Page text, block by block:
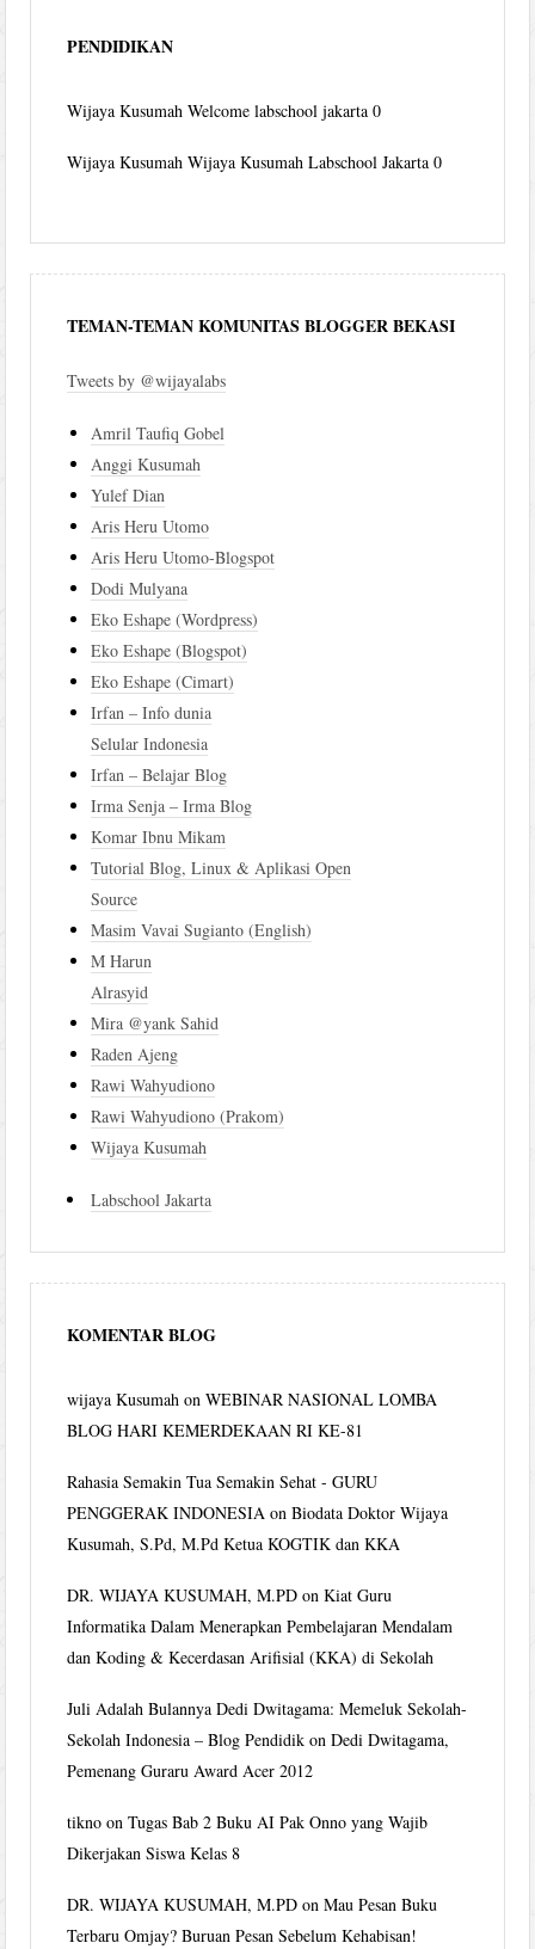
PENDIDIKAN
Wijaya Kusumah Welcome labschool jakarta 0
Wijaya Kusumah Wijaya Kusumah Labschool Jakarta 0
TEMAN-TEMAN KOMUNITAS BLOGGER BEKASI
Tweets by @wijayalabs
Amril Taufiq Gobel
Anggi Kusumah
Yulef Dian
Aris Heru Utomo
Aris Heru Utomo-Blogspot
Dodi Mulyana
Eko Eshape (Wordpress)
Eko Eshape (Blogspot)
Eko Eshape (Cimart)
Irfan – Info dunia
Selular Indonesia
Irfan – Belajar Blog
Irma Senja – Irma Blog
Komar Ibnu Mikam
Tutorial Blog, Linux & Aplikasi Open
Source
Masim Vavai Sugianto (English)
M Harun
Alrasyid
Mira @yank Sahid
Raden Ajeng
Rawi Wahyudiono
Rawi Wahyudiono (Prakom)
Wijaya Kusumah
Labschool Jakarta
KOMENTAR BLOG
wijaya Kusumah onWEBINAR NASIONAL LOMBA
BLOG HARI KEMERDEKAAN RI KE-81
Rahasia Semakin Tua Semakin Sehat - GURU
PENGGERAK INDONESIA onBiodata Doktor Wijaya
Kusumah, S.Pd, M.Pd Ketua KOGTIK dan KKA
DR. WIJAYA KUSUMAH, M.PD onKiat Guru
Informatika Dalam Menerapkan Pembelajaran Mendalam
dan Koding & Kecerdasan Arifisial (KKA) di Sekolah
Juli Adalah Bulannya Dedi Dwitagama: Memeluk Sekolah-
Sekolah Indonesia – Blog Pendidik onDedi Dwitagama,
Pemenang Guraru Award Acer 2012
tikno onTugas Bab 2 Buku AI Pak Onno yang Wajib
Dikerjakan Siswa Kelas 8
DR. WIJAYA KUSUMAH, M.PD onMau Pesan Buku
Terbaru Omjay? Buruan Pesan Sebelum Kehabisan!